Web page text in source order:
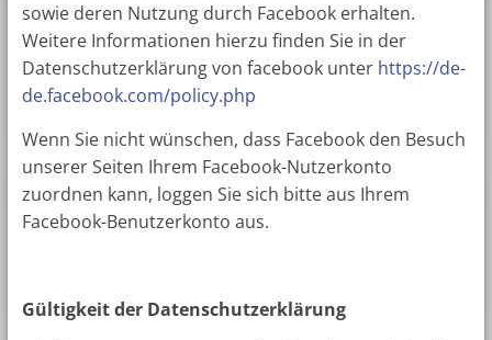
sowie deren Nutzung durch Facebook erhalten.
Weitere Informationen hierzu finden Sie in der
Datenschutzerklärung von facebook unter https://de-
de.facebook.com/policy.php
Wenn Sie nicht wünschen, dass Facebook den Besuch
unserer Seiten Ihrem Facebook-Nutzerkonto
zuordnen kann, loggen Sie sich bitte aus Ihrem
Facebook-Benutzerkonto aus.
Gültigkeit der Datenschutzerklärung